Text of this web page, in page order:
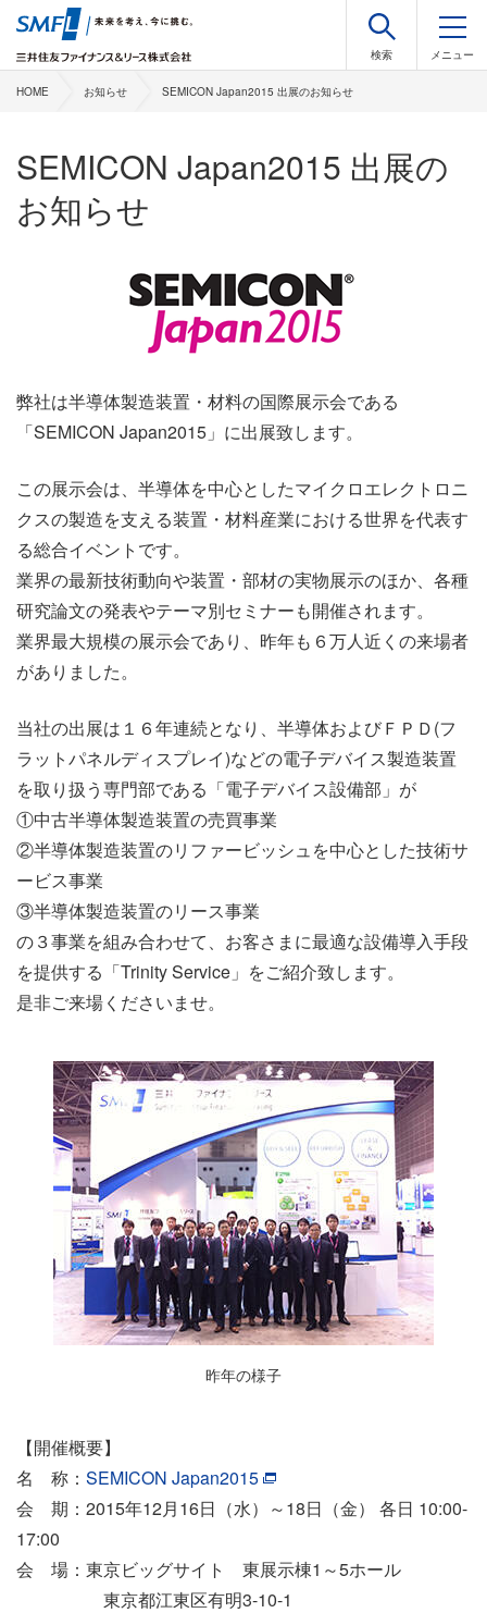
HOME お知らせ SEMICON Japan2015 出展のお知らせ
SEMICON Japan2015 出展の
お知らせ
弊社は半導体製造装置・材料の国際展示会である
「SEMICON Japan2015」に出展致します。
この展示会は、半導体を中心としたマイクロエレクトロニ
クスの製造を支える装置・材料産業における世界を代表す
る総合イベントです。
業界の最新技術動向や装置・部材の実物展示のほか、各種
研究論文の発表やテーマ別セミナーも開催されます。
業界最大規模の展示会であり、昨年も６万人近くの来場者
がありました。
当社の出展は１６年連続となり、半導体およびＦＰＤ(フ
ラットパネルディスプレイ)などの電子デバイス製造装置
を取り扱う専門部である「電子デバイス設備部」が
①中古半導体製造装置の売買事業
②半導体製造装置のリファービッシュを中心とした技術サ
ービス事業
③半導体製造装置のリース事業
の３事業を組み合わせて、お客さまに最適な設備導入手段
を提供する「Trinity Service」をご紹介致します。
是非ご来場くださいませ。
昨年の様子
【開催概要】
名 称： SEMICON Japan2015
会 期：2015年12月16日（水）～18日（金） 各日 10:00-
17:00
会 場：東京ビッグサイト 東展示棟1～5ホール
東京都江東区有明3-10-1